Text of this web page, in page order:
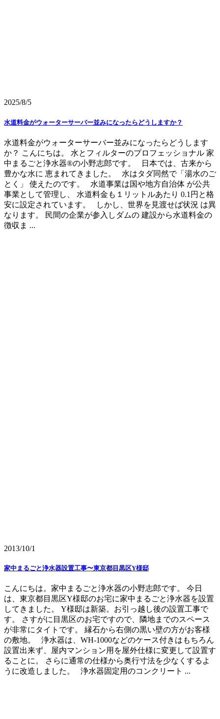
2025/8/5
水道料金がウォーターサーバー並みになったらどうしますか？
水道料金がウォーターサーバー並みになったらどうします
か？ こんにちは。 水とフィルターのプロフェッショナル 家
中まるごと浄水器®の小野志郎です。 日本では、古来から
豊かな水に 恵まれてきました。 水はタダ同然で「湯水のご
とく」 使えたのです。 水道事業は国や地方自治体 が公共
事業として管理し、 水道料金も１リットルあたり 0.1円と格
安に設定されています。 しかし、世界を見渡せば状況 は異
なります。 民間の企業が参入しダムの 建設から水道料金の
徴収ま ...
2013/10/1
家中まるごと浄水器設置工事〜東京都目黒区Y様邸
こんにちは。家中まるごと浄水器の小野志郎です。 今日
は、東京都目黒区Y様邸のお宅に家中まるごと浄水器を設置
してきました。 Y様邸は新築。お引っ越し後の設置工事で
す。 さすがに目黒区のお宅ですので、隣地までのスペース
が非常にタイトです。 縁石から右側の黒い壁の方がお客様
の敷地。 浄水器は、WH-1000などのケース付きはもちろん
設置出来ず、屋内マンション用を屋外仕様に変更して設置す
ることに。 さらに通常の仕様から奥行寸法を少なくするよ
うに改造しました。 浄水器固定用のコンクリート ...